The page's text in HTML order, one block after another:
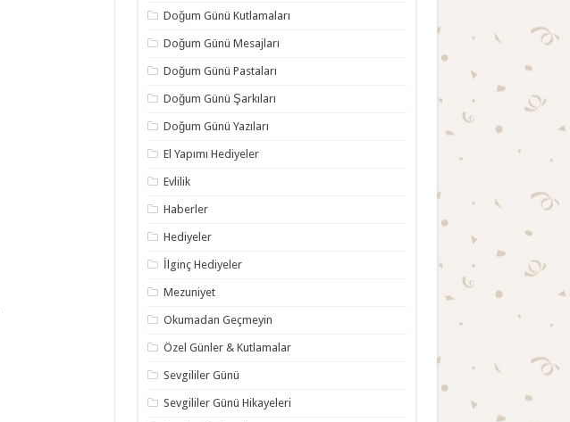
Doğum Günü Kutlamaları
Doğum Günü Mesajları
Doğum Günü Pastaları
Doğum Günü Şarkıları
Doğum Günü Yazıları
El Yapımı Hediyeler
Evlilik
Haberler
Hediyeler
İlginç Hediyeler
Mezuniyet
Okumadan Geçmeyin
Özel Günler & Kutlamalar
Sevgililer Günü
Sevgililer Günü Hikayeleri